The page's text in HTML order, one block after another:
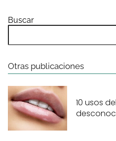
Buscar
Otras publicaciones
10 usos